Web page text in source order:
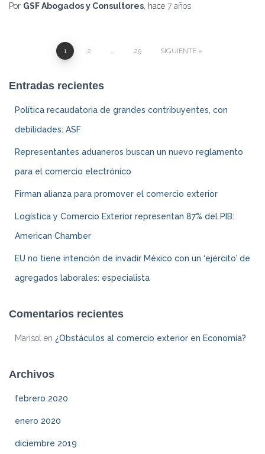
Por GSF Abogados y Consultores, hace 7 años
Navegación
de
1 2 29 SIGUIENTE
Entradas recientes
Política recaudatoria de grandes contribuyentes, con
debilidades: ASF
Representantes aduaneros buscan un nuevo reglamento
para el comercio electrónico
Firman alianza para promover el comercio exterior
Logística y Comercio Exterior representan 87% del PIB:
American Chamber
EU no tiene intención de invadir México con un ‘ejército’ de
agregados laborales: especialista
Comentarios recientes
Marisol en ¿Obstáculos al comercio exterior en Economía?
Archivos
febrero 2020
enero 2020
diciembre 2019